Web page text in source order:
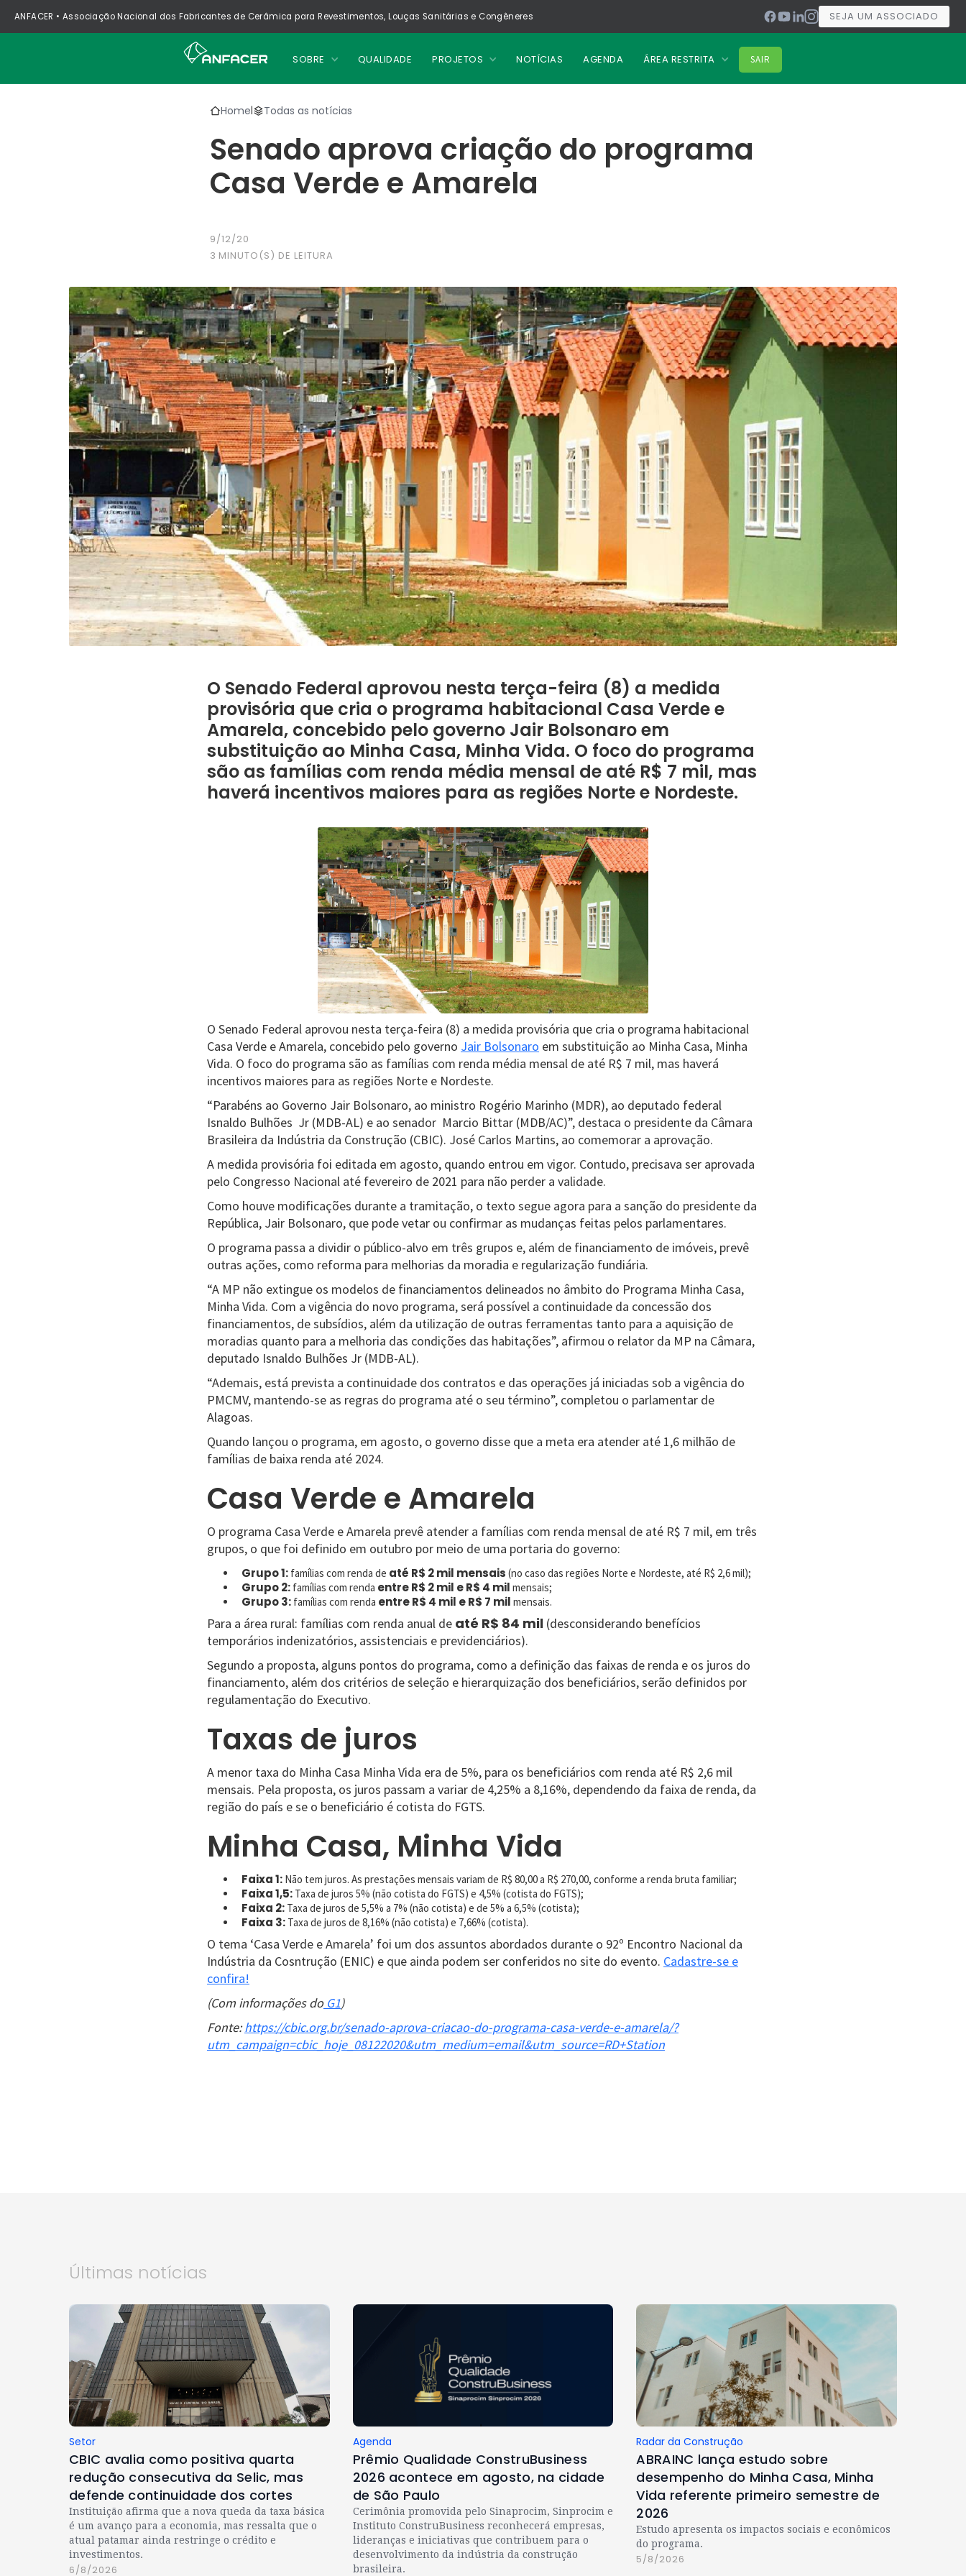
ANFACER • Associação Nacional dos Fabricantes de Cerâmica para Revestimentos, Louças Sanitárias e Congêneres SEJA UM ASSOCIADO
SOBRE QUALIDADE PROJETOS NOTÍCIAS AGENDA ÁREA RESTRITA SAIR
Home| Todas as notícias
Senado aprova criação do programa
Casa Verde e Amarela
9/12/20
3 MINUTO(S) DE LEITURA
O Senado Federal aprovou nesta terça-feira (8) a medida
provisória que cria o programa habitacional Casa Verde e
Amarela, concebido pelo governo Jair Bolsonaro em
substituição ao Minha Casa, Minha Vida. O foco do programa
são as famílias com renda média mensal de até R$ 7 mil, mas
haverá incentivos maiores para as regiões Norte e Nordeste.
O Senado Federal aprovou nesta terça-feira (8) a medida provisória que cria o programa habitacional
Casa Verde e Amarela, concebido pelo governo Jair Bolsonaro em substituição ao Minha Casa, Minha
Vida. O foco do programa são as famílias com renda média mensal de até R$ 7 mil, mas haverá
incentivos maiores para as regiões Norte e Nordeste.
“Parabéns ao Governo Jair Bolsonaro, ao ministro Rogério Marinho (MDR), ao deputado federal
Isnaldo Bulhões Jr (MDB-AL) e ao senador Marcio Bittar (MDB/AC)”, destaca o presidente da Câmara
Brasileira da Indústria da Construção (CBIC). José Carlos Martins, ao comemorar a aprovação.
A medida provisória foi editada em agosto, quando entrou em vigor. Contudo, precisava ser aprovada
pelo Congresso Nacional até fevereiro de 2021 para não perder a validade.
Como houve modificações durante a tramitação, o texto segue agora para a sanção do presidente da
República, Jair Bolsonaro, que pode vetar ou confirmar as mudanças feitas pelos parlamentares.
O programa passa a dividir o público-alvo em três grupos e, além de financiamento de imóveis, prevê
outras ações, como reforma para melhorias da moradia e regularização fundiária.
“A MP não extingue os modelos de financiamentos delineados no âmbito do Programa Minha Casa,
Minha Vida. Com a vigência do novo programa, será possível a continuidade da concessão dos
financiamentos, de subsídios, além da utilização de outras ferramentas tanto para a aquisição de
moradias quanto para a melhoria das condições das habitações”, afirmou o relator da MP na Câmara,
deputado Isnaldo Bulhões Jr (MDB-AL).
“Ademais, está prevista a continuidade dos contratos e das operações já iniciadas sob a vigência do
PMCMV, mantendo-se as regras do programa até o seu término”, completou o parlamentar de
Alagoas.
Quando lançou o programa, em agosto, o governo disse que a meta era atender até 1,6 milhão de
famílias de baixa renda até 2024.
Casa Verde e Amarela
O programa Casa Verde e Amarela prevê atender a famílias com renda mensal de até R$ 7 mil, em três
grupos, o que foi definido em outubro por meio de uma portaria do governo:
Grupo 1: famílias com renda de até R$ 2 mil mensais (no caso das regiões Norte e Nordeste, até R$ 2,6 mil);
Grupo 2: famílias com renda entre R$ 2 mil e R$ 4 mil mensais;
Grupo 3: famílias com renda entre R$ 4 mil e R$ 7 mil mensais.
Para a área rural: famílias com renda anual de até R$ 84 mil (desconsiderando benefícios
temporários indenizatórios, assistenciais e previdenciários).
Segundo a proposta, alguns pontos do programa, como a definição das faixas de renda e os juros do
financiamento, além dos critérios de seleção e hierarquização dos beneficiários, serão definidos por
regulamentação do Executivo.
Taxas de juros
A menor taxa do Minha Casa Minha Vida era de 5%, para os beneficiários com renda até R$ 2,6 mil
mensais. Pela proposta, os juros passam a variar de 4,25% a 8,16%, dependendo da faixa de renda, da
região do país e se o beneficiário é cotista do FGTS.
Minha Casa, Minha Vida
Faixa 1: Não tem juros. As prestações mensais variam de R$ 80,00 a R$ 270,00, conforme a renda bruta familiar;
Faixa 1,5: Taxa de juros 5% (não cotista do FGTS) e 4,5% (cotista do FGTS);
Faixa 2: Taxa de juros de 5,5% a 7% (não cotista) e de 5% a 6,5% (cotista);
Faixa 3: Taxa de juros de 8,16% (não cotista) e 7,66% (cotista).
O tema ‘Casa Verde e Amarela’ foi um dos assuntos abordados durante o 92º Encontro Nacional da
Indústria da Cosntrução (ENIC) e que ainda podem ser conferidos no site do evento. Cadastre-se e
confira!
(Com informações doG1)
Fonte:https://cbic.org.br/senado-aprova-criacao-do-programa-casa-verde-e-amarela/?
utm_campaign=cbic_hoje_08122020&utm_medium=email&utm_source=RD+Station
Últimas notícias
Setor
CBIC avalia como positiva quarta
redução consecutiva da Selic, mas
defende continuidade dos cortes
Instituição afirma que a nova queda da taxa básica
é um avanço para a economia, mas ressalta que o
atual patamar ainda restringe o crédito e
investimentos.
6/8/2026
Agenda
Prêmio Qualidade ConstruBusiness
2026 acontece em agosto, na cidade
de São Paulo
Cerimônia promovida pelo Sinaprocim, Sinprocim e
Instituto ConstruBusiness reconhecerá empresas,
lideranças e iniciativas que contribuem para o
desenvolvimento da indústria da construção
brasileira.
Radar da Construção
ABRAINC lança estudo sobre
desempenho do Minha Casa, Minha
Vida referente primeiro semestre de
2026
Estudo apresenta os impactos sociais e econômicos
do programa.
5/8/2026